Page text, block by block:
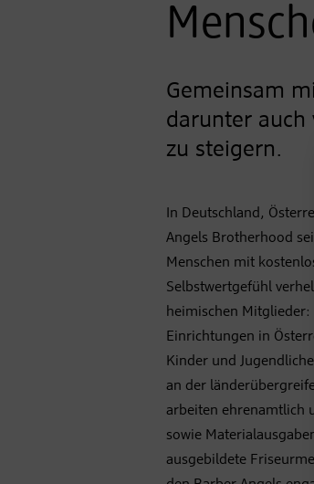
Gemeinsam
darunter auch
zu steigern.
In Deutschland,
Angels Brotherhood
Menschen mit
Selbstwertgefühl
heimischen Mitglieder:
Einrichtungen in
Kinder und
an der
arbeiten ehrenamtlich
sowie
ausgebildete